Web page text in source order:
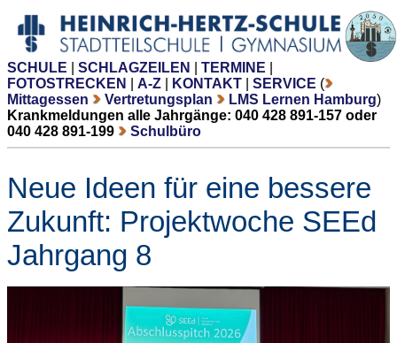
SCHULE SCHLAGZEILEN TERMINE
FOTOSTRECKEN
A-Z KONTAKT SERVICE (
Mittagessen
Vertretungsplan LMS Lernen Hamburg)
Krankmeldungen alle Jahrgänge: 040 428 891-157 oder
040 428 891-199
Schulbüro
Neue Ideen für eine bessere
Zukunft: Projektwoche SEEd
Jahrgang 8